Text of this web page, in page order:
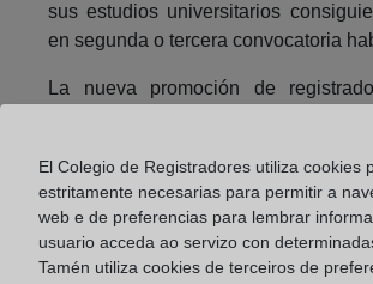
sus estudios universitarios
en segunda o tercera convocatoria
La nueva promoción de
segundo idioma, el francés, siendo
estudios de alemán y residual el
Por último, como aspecto
El Colegio de Registradores utiliza cookies
estritamente necesarias para permitir a
web e de preferencias para lembrar
usuario acceda ao servizo con
Tamén utiliza cookies de terceiros de